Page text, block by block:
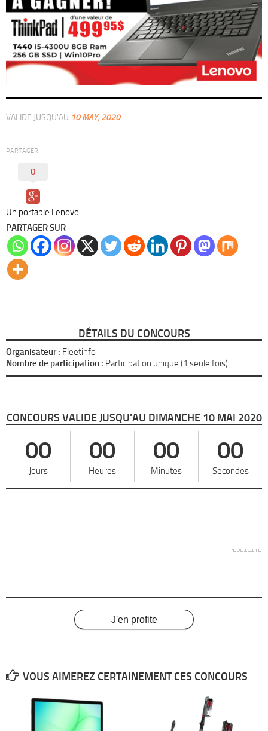
Divers
VALIDE JUSQU'AU 10 MAY, 2020
PARTAGER
0
Un portable Lenovo
PARTAGER SUR
DÉTAILS DU CONCOURS
Organisateur : Fleetinfo
Nombre de participation : Participation unique (1 seule fois)
CONCOURS VALIDE JUSQU'AU DIMANCHE 10 MAI 2020
00
Jours
00
Heures
00
Minutes
00
Secondes
J'en profite
VOUS AIMEREZ CERTAINEMENT CES CONCOURS